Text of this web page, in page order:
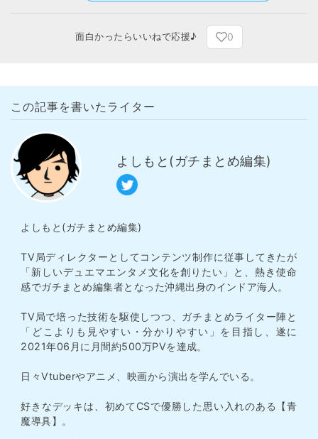
面白かったらいいねで応援♪ 0
この記事を書いたライター
よしもと(ガチまとめ編集)
よしもと(ガチまとめ編集)
TV局ディレクターとしてコンテンツ制作に従事してきたが
「新しいデュエマエンタメ文化を創りたい」と、熱き使命
感でガチまとめ編集者となった沖縄出身のインドア海人。
TV局で培った技術を駆使しつつ、ガチまとめライター陣と
「どこよりも見やすい・分かりやすい」を目指し、遂に
2021年06月に月間約500万PVを達成。
日々Vtuberやアニメ、映画から演出を学んでいる。
好きなデッキは、初めてCSで優勝した思い入れのある【青
魔導具】。